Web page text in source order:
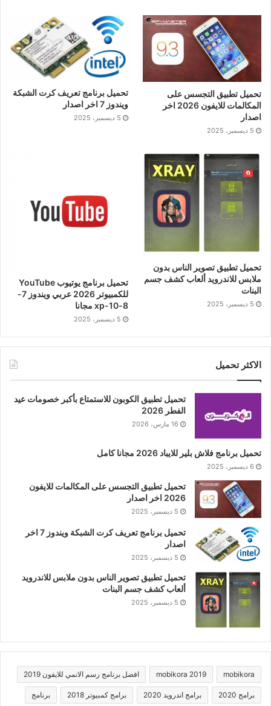
تحميل تطبيق التجسس على
المكالمات للايفون 2026 اخر
اصدار
5 ديسمبر، 2025
تحميل برنامج تعريف كرت الشبكة
ويندوز 7 اخر اصدار
5 ديسمبر، 2025
تحميل تطبيق تصوير الناس بدون
ملابس للاندرويد ألعاب كشف جسم
البنات
5 ديسمبر، 2025
تحميل برنامج يوتيوب YouTube
للكمبيوتر 2026 عربي ويندوز 7-
8-10-xp مجانا
5 ديسمبر، 2025
الاكثر تحميل
تحميل تطبيق الكوبون للاستمتاع بأكبر خصومات عيد
الفطر 2026
16 مارس، 2026
تحميل برنامج فلاش بلير للايباد 2026 مجانا كامل
6 ديسمبر، 2025
تحميل تطبيق التجسس على المكالمات للايفون
2026 اخر اصدار
5 ديسمبر، 2025
تحميل برنامج تعريف كرت الشبكة ويندوز 7 اخر
اصدار
5 ديسمبر، 2025
تحميل تطبيق تصوير الناس بدون ملابس للاندرويد
ألعاب كشف جسم البنات
5 ديسمبر، 2025
mobikora
mobikora 2019 افضل برنامج رسم الانمي للايفون 2019
برامج 2020 برامج اندرويد 2020 برامج كمبيوتر 2018 برنامج